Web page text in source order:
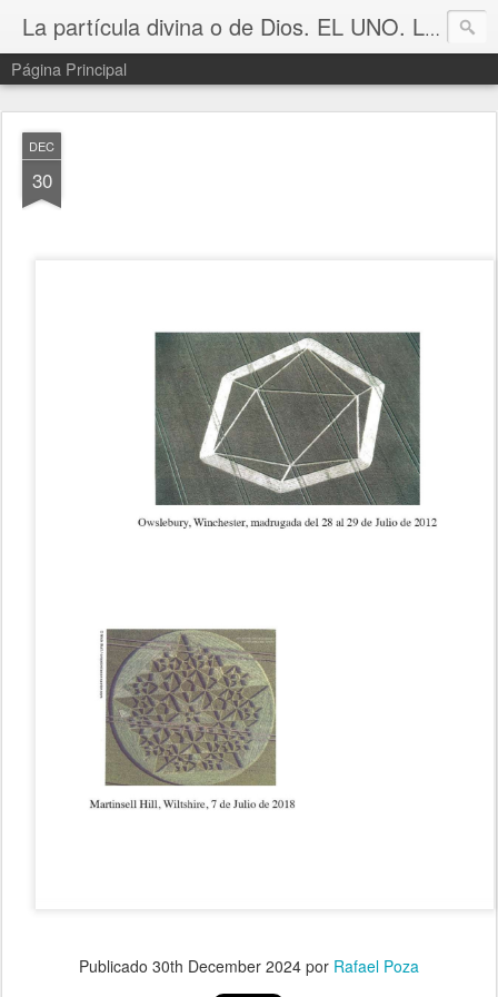
La partícula divina o de Dios. EL UNO. La partícula unidad del universo.
Página Principal
DEC
30
Publicado 30th December 2024 por Rafael Poza